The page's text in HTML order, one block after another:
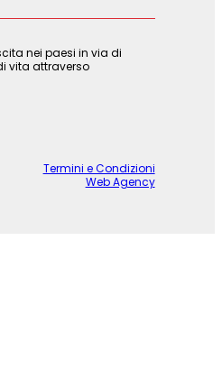
nei paesi in via di
vita attraverso
Termini e Condizioni
Web Agency